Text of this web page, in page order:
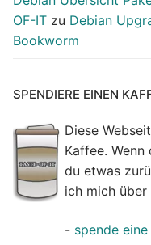
OF-IT zu Debian
Bookworm
SPENDIERE EINEN
Diese
Kaffee.
du etwas
ich mich über
- spende